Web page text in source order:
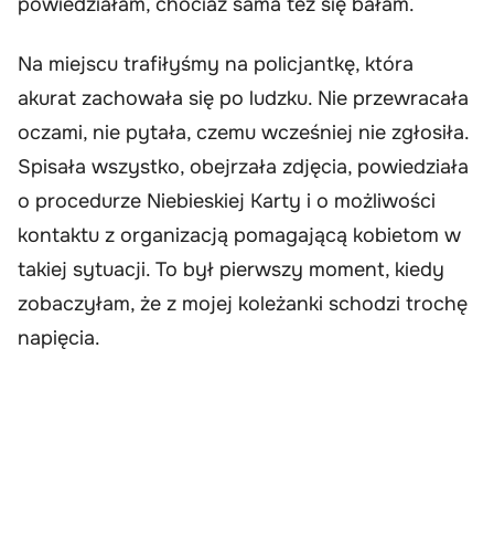
powiedziałam, chociaż sama też się bałam.
Na miejscu trafiłyśmy na policjantkę, która
akurat zachowała się po ludzku. Nie przewracała
oczami, nie pytała, czemu wcześniej nie zgłosiła.
Spisała wszystko, obejrzała zdjęcia, powiedziała
o procedurze Niebieskiej Karty i o możliwości
kontaktu z organizacją pomagającą kobietom w
takiej sytuacji. To był pierwszy moment, kiedy
zobaczyłam, że z mojej koleżanki schodzi trochę
napięcia.